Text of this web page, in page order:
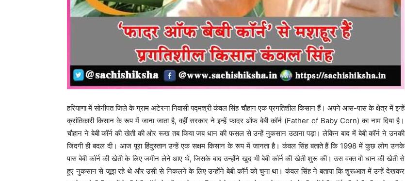
हरियाणा में सोनीपत जिले के ग्राम अटेरना निवासी पद्मश्री कंवल सिंह चौहान एक प्रगतिशील किसान हैं। अपने आस-पास के क्षेत्र में इन्हें
क्रांतिकारी किसान के रूप में जाना जाता है, वहीं सरकार ने इन्हें फादर ऑफ बेबी कॉर्न (Father of Baby Corn) का नाम दिया है।
चौहान ने बेबी कॉर्न की खेती की ओर रूख तब किया जब धान की फसल से उन्हें नुकसान उठाना पड़ा। लेकिन बाद में बेबी कॉर्न ने उनकी
जिंदगी ही बदल दी। आज पूरा हिंदुस्तान उन्हें एक सक्षम किसान के रूप में जानता है। कंवल सिंह बताते हैं कि 1998 में कुछ लोग उनके
पास बेबी कॉर्न की खेती के लिए जमीन लेने आए थे, जिसके बाद उन्होंने खुद भी बेबी कॉर्न की खेती शुरू की। उस वक्त वो धान की खेती से
हुए नुकसान से जूझ रहे थे और उसी से निकलने के लिए उन्होंने बेबी कॉर्न को चुना था। कंवल सिंह ने बताया कि शुरूआत में उन्हें देखकर